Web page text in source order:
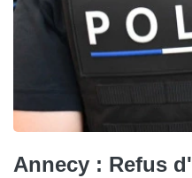
Annecy : Refus